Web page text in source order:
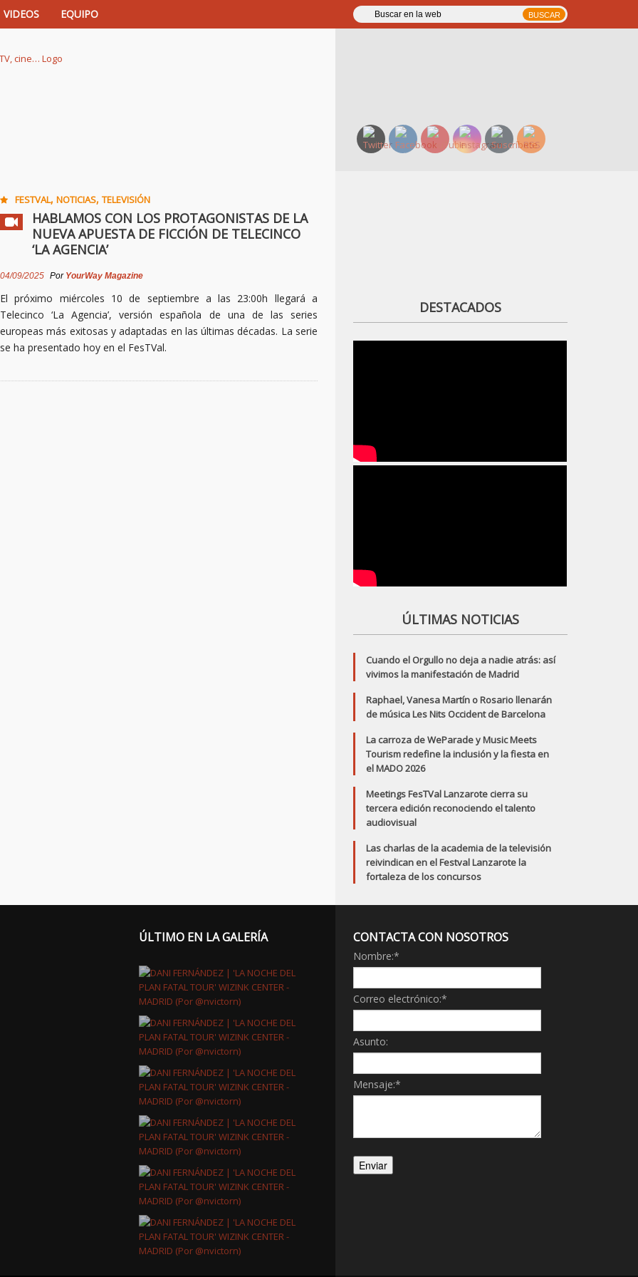
VIDEOS EQUIPO
FESTVAL, NOTICIAS, TELEVISIÓN
HABLAMOS CON LOS PROTAGONISTAS DE LA
NUEVA APUESTA DE FICCIÓN DE TELECINCO
‘LA AGENCIA’
04/09/2025 Por YourWay Magazine
El próximo miércoles 10 de septiembre a las 23:00h llegará a
Telecinco ‘La Agencia’, versión española de una de las series
europeas más exitosas y adaptadas en las últimas décadas. La serie
se ha presentado hoy en el FesTVal.
DESTACADOS
ÚLTIMAS NOTICIAS
Cuando el Orgullo no deja a nadie atrás: así
vivimos la manifestación de Madrid
Raphael, Vanesa Martín o Rosario llenarán
de música Les Nits Occident de Barcelona
La carroza de WeParade y Music Meets
Tourism redefine la inclusión y la fiesta en
el MADO 2026
Meetings FesTVal Lanzarote cierra su
tercera edición reconociendo el talento
audiovisual
Las charlas de la academia de la televisión
reivindican en el Festval Lanzarote la
fortaleza de los concursos
ÚLTIMO EN LA GALERÍA CONTACTA CON NOSOTROS
Nombre:*
Correo electrónico:*
Asunto:
Mensaje:*